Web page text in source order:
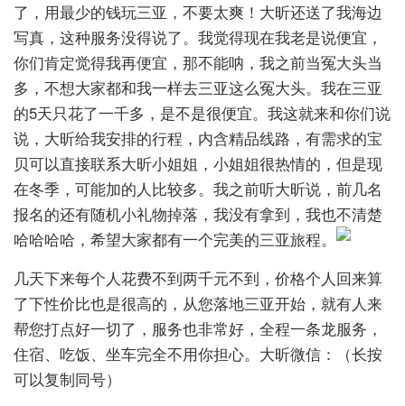
了，用最少的钱玩三亚，不要太爽！大昕还送了我海边
写真，这种服务没得说了。我觉得现在我老是说便宜，
你们肯定觉得我再便宜，那不能呐，我之前当冤大头当
多，不想大家都和我一样去三亚这么冤大头。我在三亚
的5天只花了一千多，是不是很便宜。我这就来和你们说
说，大昕给我安排的行程，内含精品线路，有需求的宝
贝可以直接联系大昕小姐姐，小姐姐很热情的，但是现
在冬季，可能加的人比较多。我之前听大昕说，前几名
报名的还有随机小礼物掉落，我没有拿到，我也不清楚
哈哈哈哈，希望大家都有一个完美的三亚旅程。
几天下来每个人花费不到两千元不到，价格个人回来算
了下性价比也是很高的，从您落地三亚开始，就有人来
帮您打点好一切了，服务也非常好，全程一条龙服务，
住宿、吃饭、坐车完全不用你担心。大昕微信：（长按
可以复制同号）